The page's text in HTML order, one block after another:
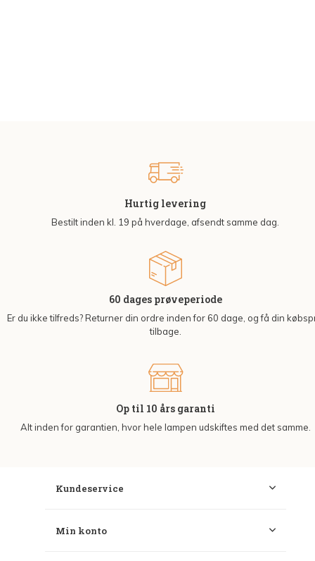
Hurtig levering
Bestilt inden kl. 19 på hverdage, afsendt samme dag.
60 dages prøveperiode
Er du ikke tilfreds? Returner din ordre inden for 60 dage, og få din
tilbage.
Op til 10 års garanti
Alt inden for garantien, hvor hele lampen udskiftes med det samme.
Kundeservice
Min konto